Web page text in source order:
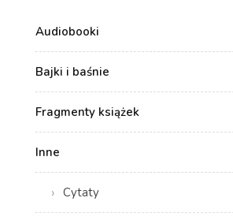
Audiobooki
Bajki i baśnie
Fragmenty książek
Inne
Cytaty